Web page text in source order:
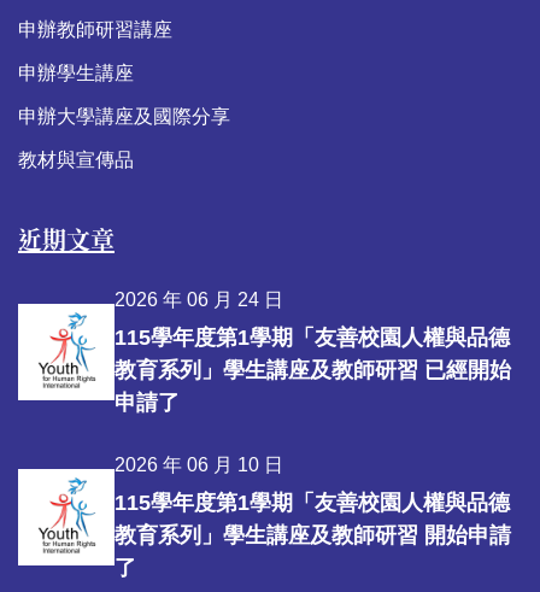
申辦教師研習講座
申辦學生講座
申辦大學講座及國際分享
教材與宣傳品
近期文章
2026 年 06 月 24 日
115學年度第1學期「友善校園人權與品德
教育系列」學生講座及教師研習 已經開始
申請了
2026 年 06 月 10 日
115學年度第1學期「友善校園人權與品德
教育系列」學生講座及教師研習 開始申請
了